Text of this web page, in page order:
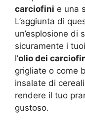
carciofini e una
L’aggiunta di
un’esplosione di
sicuramente i
l’olio dei
grigliate o come
insalate di
rendere il tuo
gustoso.